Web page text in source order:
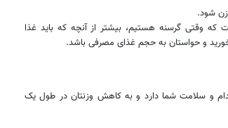
شود.
وقتی گرسنه هستیم، بیشتر از آنچه که باید غذا
و حواستان به حجم غذای مصرفی باشد.
و سلامت شما دارد و به کاهش وزنتان در طول یک